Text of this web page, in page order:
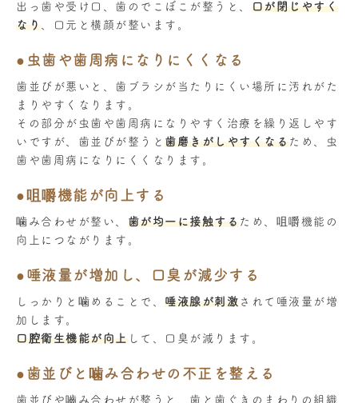
出っ歯や受け口、歯のでこぼこが整うと、 口が閉じやすく
なり 、口元と横顔が整います。
●虫歯や歯周病になりにくくなる
歯並びが悪いと、歯ブラシが当たりにくい場所に汚れがた
まりやすくなります。
その部分が虫歯や歯周病になりやすく治療を繰り返しやす
いですが、歯並びが整うと 歯磨きがしやすくなるため、虫
歯や歯周病になりにくくなります。
●咀嚼機能が向上する
噛み合わせが整い、 歯が均一に接触するため、咀嚼機能の
向上につながります。
●唾液量が増加し、口臭が減少する
しっかりと噛めることで、 唾液腺が刺激 されて唾液量が増
加します。
口腔衛生機能が向上して、口臭が減ります。
●歯並びと噛み合わせの不正を整える
歯並びや嚙み合わせが整うと、歯と歯ぐきのまわりの組織